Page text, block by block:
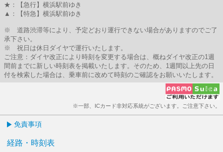
★：【急行】横浜駅前ゆき
▲：【特急】横浜駅前ゆき
※ 道路渋滞等により、予定どおり運行できない場合がありますのでご了
承下さい。
※ 祝日は休日ダイヤで運行いたします。
ご注意：ダイヤ改正により時刻を変更する場合は、概ねダイヤ改正の1週
間前までに新しい時刻表を掲載いたします。そのため、1週間以上先の日
付を検索した場合は、乗車前に改めて時刻のご確認をお願いいたします。
※一部、ICカード非対応系統がございます。ご注意下さい。
免責事項
経路・時刻表